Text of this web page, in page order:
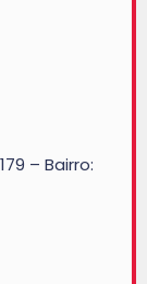
– Bairro: